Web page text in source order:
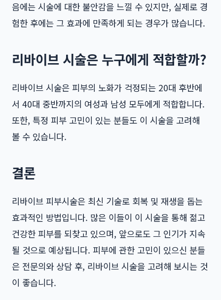
음에는 시술에 대한 불안감을 느낄 수 있지만, 실제로 경
험한 후에는 그 효과에 만족하게 되는 경우가 많습니다.
리바이브 시술은 누구에게 적합할까?
리바이브 시술은 피부의 노화가 걱정되는 20대 후반에
서 40대 중반까지의 여성과 남성 모두에게 적합합니다.
또한, 특정 피부 고민이 있는 분들도 이 시술을 고려해
볼 수 있습니다.
결론
리바이브 피부시술은 최신 기술로 회복 및 재생을 돕는
효과적인 방법입니다. 많은 이들이 이 시술을 통해 젊고
건강한 피부를 되찾고 있으며, 앞으로도 그 인기가 지속
될 것으로 예상됩니다. 피부에 관한 고민이 있으신 분들
은 전문의와 상담 후, 리바이브 시술을 고려해 보시는 것
이 좋습니다.